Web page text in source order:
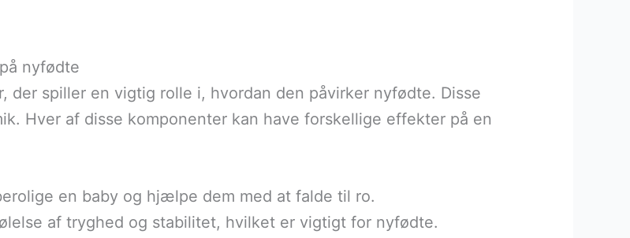
nyfødte
der spiller en vigtig rolle i, hvordan den påvirker nyfødte. Disse
Hver af disse komponenter kan have forskellige effekter på en
en baby og hjælpe dem med at falde til ro.
af tryghed og stabilitet, hvilket er vigtigt for nyfødte.